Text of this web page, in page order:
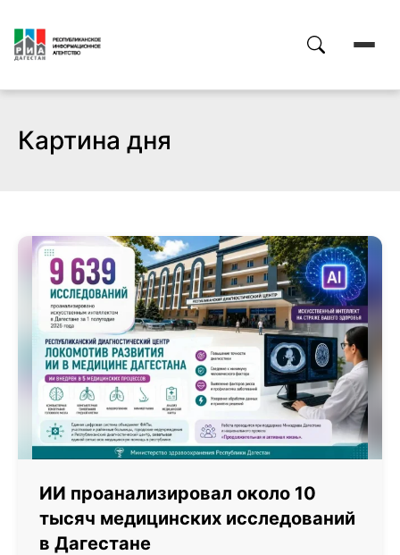
Картина дня
ИИ проанализировал около 10
тысяч медицинских исследований
в Дагестане